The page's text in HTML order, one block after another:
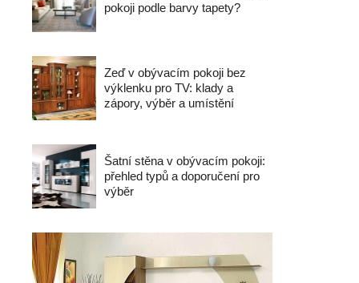
pokoji podle barvy tapety?
Zeď v obývacím pokoji bez
výklenku pro TV: klady a
zápory, výběr a umístění
Šatní stěna v obývacím pokoji:
přehled typů a doporučení pro
výběr